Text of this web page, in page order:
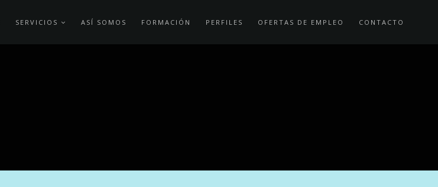
SERVICIOS ASÍ SOMOS FORMACIÓN PERFILES OFERTAS DE EMPLEO CONTACTO